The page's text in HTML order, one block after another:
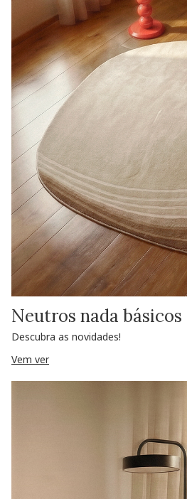
Neutros nada básicos
Descubra as novidades!
Vem ver